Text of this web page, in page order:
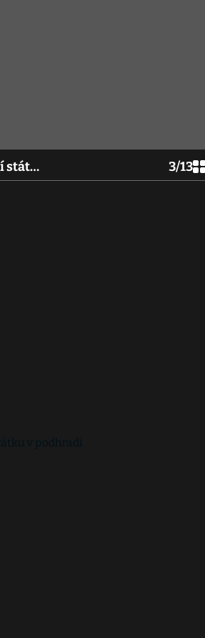
stát… 3/13